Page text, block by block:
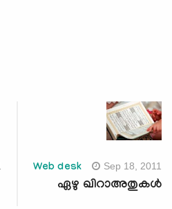
Web desk Sep 18, 2011
ഏഴു ഖിറാഅതുകള്‍